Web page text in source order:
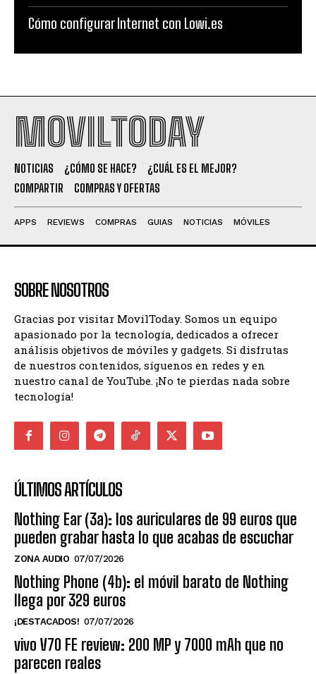
Cómo configurar Internet con Lowi.es
MOVILTODAY
NOTICIAS ¿CÓMO SE HACE?
¿CUÁL ES EL MEJOR?
COMPARTIR
COMPRAS Y OFERTAS
APPS REVIEWS COMPRAS GUIAS NOTICIAS MÓVILES
SOBRE NOSOTROS
Gracias por visitar MovilToday. Somos un equipo
apasionado por la tecnología, dedicados a ofrecer
análisis objetivos de móviles y gadgets. Si disfrutas
de nuestros contenidos, síguenos en redes y en
nuestro canal de YouTube. ¡No te pierdas nada sobre
tecnología!
ÚLTIMOS ARTÍCULOS
Nothing Ear (3a): los auriculares de 99 euros que
pueden grabar hasta lo que acabas de escuchar
ZONA AUDIO 07/07/2026
Nothing Phone (4b): el móvil barato de Nothing
llega por 329 euros
¡DESTACADOS! 07/07/2026
vivo V70 FE review: 200 MP y 7000 mAh que no
parecen reales